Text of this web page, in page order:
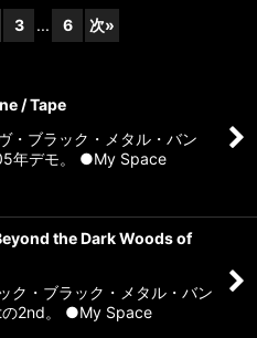
込む
3 ... 6 次»
/ Tape
・ブラック・メタル・バン
年デモ。 ●My Space
the Dark Woods of
ク・ブラック・メタル・バン
の2nd。 ●My Space